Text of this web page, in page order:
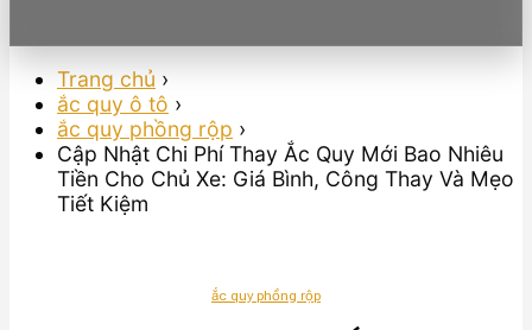
Trang chủ ›
ắc quy ô tô ›
ắc quy phồng rộp ›
Cập Nhật Chi Phí Thay Ắc Quy Mới Bao Nhiêu
Tiền Cho Chủ Xe: Giá Bình, Công Thay Và Mẹo
Tiết Kiệm
ắc quy phồng rộp